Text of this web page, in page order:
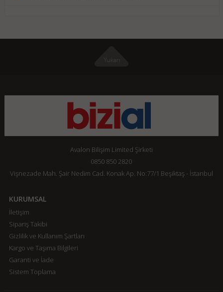
Avalon Bilişim Limited Şirketi
0850 850 2820
Vişnezade Mah. Şair Nedim Cad. Konak Ap. No:77/1 Beşiktaş - İstanbul
KURUMSAL
İletişim
Sipariş Takibi
Gizlilik ve Kullanım Şartları
Kargo ve Taşıma Bilgileri
Garanti ve İade
Sistem Toplama